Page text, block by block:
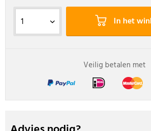
In het
Veilig betalen met